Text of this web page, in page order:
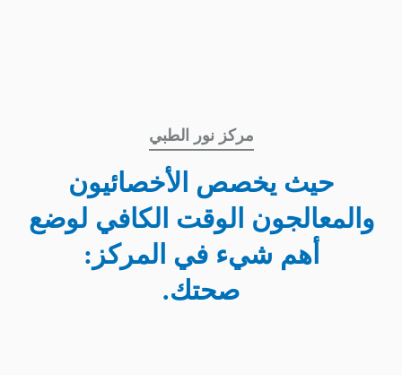
مركز نور الطبي
حيث يخصص الأخصائيون
والمعالجون الوقت الكافي لوضع
أهم شيء في المركز:
صحتك.